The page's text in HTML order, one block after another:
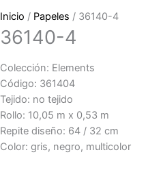
Inicio / Papeles / 36140-4
36140-4
Colección: Elements
Código: 361404
Tejido: no tejido
Rollo: 10,05 m x 0,53 m
Repite diseño: 64 / 32 cm
Color: gris, negro, multicolor